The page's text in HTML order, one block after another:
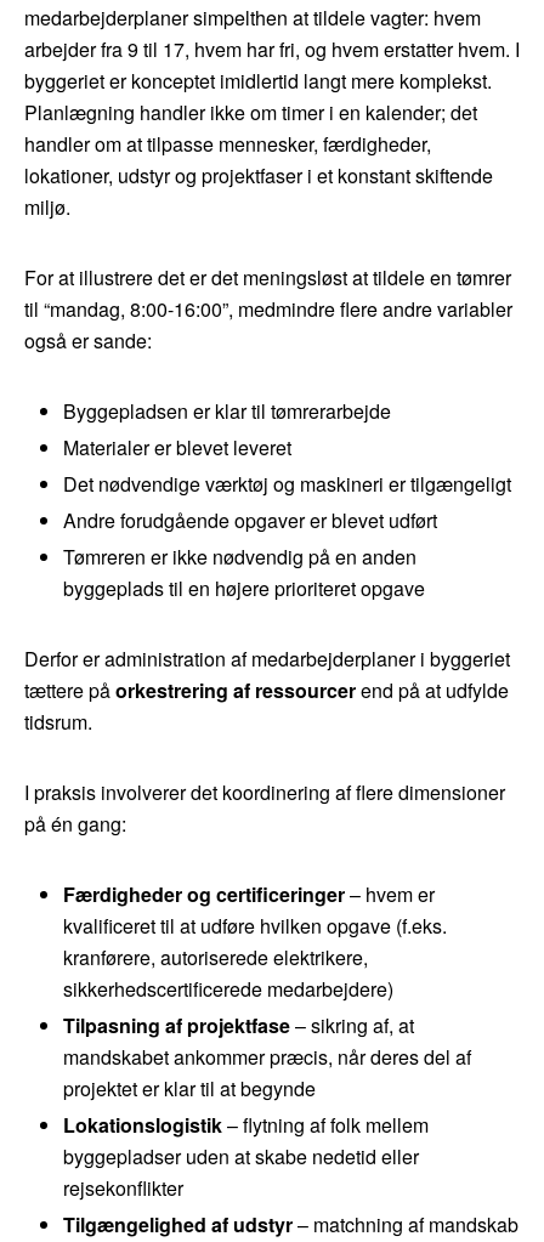
medarbejderplaner simpelthen at tildele vagter: hvem
arbejder fra 9 til 17, hvem har fri, og hvem erstatter hvem. I
byggeriet er konceptet imidlertid langt mere komplekst.
Planlægning handler ikke om timer i en kalender; det
handler om at tilpasse mennesker, færdigheder,
lokationer, udstyr og projektfaser i et konstant skiftende
miljø.
For at illustrere det er det meningsløst at tildele en tømrer
til “mandag, 8:00-16:00”, medmindre flere andre variabler
også er sande:
Byggepladsen er klar til tømrerarbejde
Materialer er blevet leveret
Det nødvendige værktøj og maskineri er tilgængeligt
Andre forudgående opgaver er blevet udført
Tømreren er ikke nødvendig på en anden
byggeplads til en højere prioriteret opgave
Derfor er administration af medarbejderplaner i byggeriet
tættere påorkestrering af ressourcerend på at udfylde
tidsrum.
I praksis involverer det koordinering af flere dimensioner
på én gang:
Færdigheder og certificeringer– hvem er
kvalificeret til at udføre hvilken opgave (f.eks.
kranførere, autoriserede elektrikere,
sikkerhedscertificerede medarbejdere)
Tilpasning af projektfase– sikring af, at
mandskabet ankommer præcis, når deres del af
projektet er klar til at begynde
Lokationslogistik– flytning af folk mellem
byggepladser uden at skabe nedetid eller
rejsekonflikter
Tilgængelighed af udstyr– matchning af mandskab